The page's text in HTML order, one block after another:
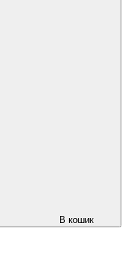
В кошик